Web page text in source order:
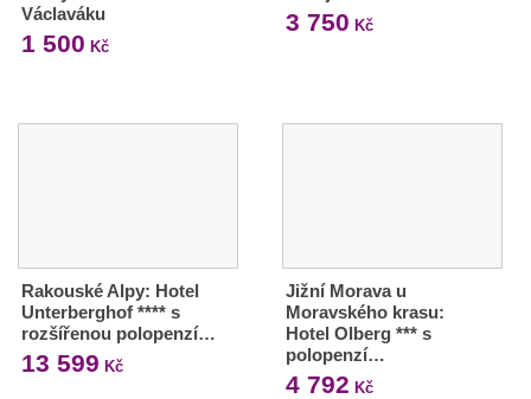
Václaváku
1 500 Kč
3 750 Kč
Rakouské Alpy: Hotel
Unterberghof **** s
rozšířenou polopenzí…
13 599 Kč
Jižní Morava u
Moravského krasu:
Hotel Olberg *** s
polopenzí…
4 792 Kč